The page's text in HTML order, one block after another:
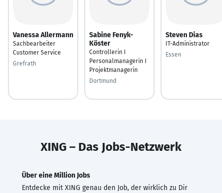
Vanessa Allermann
Sachbearbeiter
Customer Service
Grefrath
Sabine Fenyk-
Köster
Controllerin I
Personalmanagerin I
Projektmanagerin
Dortmund
Steven Dias
IT-Administrator
Essen
XING – Das Jobs-Netzwerk
Über eine Million Jobs
Entdecke mit XING genau den Job, der wirklich zu Dir